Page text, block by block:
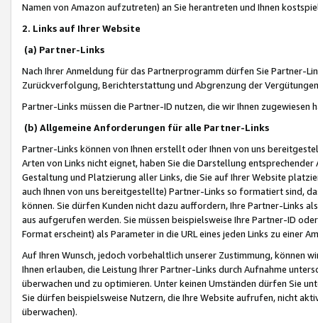
Namen von Amazon aufzutreten) an Sie herantreten und Ihnen
2. Links auf Ihrer Website
(a) Partner-Links
Nach Ihrer Anmeldung für das Partnerprogramm dürfen Sie Partner-
Zurückverfolgung, Berichterstattung und Abgrenzung der
Partner-Links müssen die Partner-ID nutzen, die wir Ihnen zugewiesen
(b) Allgemeine Anforderungen für alle Partner-Links
Partner-Links können von Ihnen erstellt oder Ihnen von uns
Arten von Links nicht eignet, haben Sie die Darstellung
Gestaltung und Platzierung aller Links, die Sie auf Ihrer Website
auch Ihnen von uns bereitgestellte) Partner-Links so formatiert sind,
können. Sie dürfen Kunden nicht dazu auffordern, Ihre Partner-Links
aus aufgerufen werden. Sie müssen beispielsweise Ihre Partner-ID
Format erscheint) als Parameter in die URL eines jeden Links zu einer
Auf Ihren Wunsch, jedoch vorbehaltlich unserer Zustimmung, können
Ihnen erlauben, die Leistung Ihrer Partner-Links durch Aufnahme
überwachen und zu optimieren. Unter keinen Umständen dürfen Sie
Sie dürfen beispielsweise Nutzern, die Ihre Website aufrufen, nicht
überwachen).